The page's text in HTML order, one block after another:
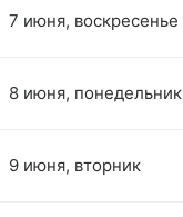
7 июня, воскресенье
8 июня, понедельник
9 июня, вторник